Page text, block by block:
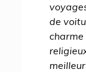
de
charme